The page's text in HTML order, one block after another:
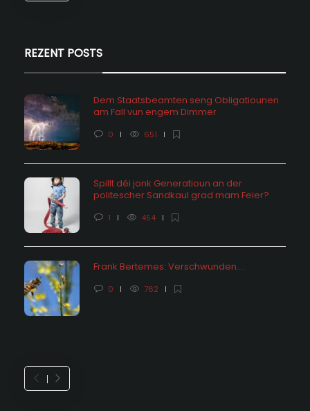
REZENT POSTS
Dem Staatsbeamten seng Obligatiounen
am Fall vun engem Dimmer
0 651
Spillt déi jonk Generatioun an der
politescher Sandkaul grad mam Feier?
1 454
Frank Bertemes: Verschwunden….
0 762